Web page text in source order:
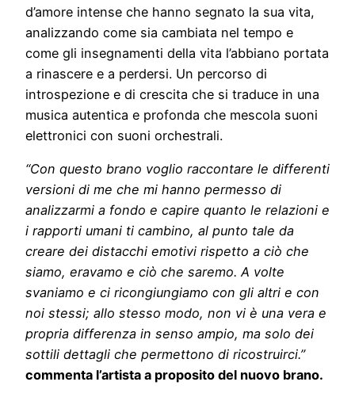
d’amore intense che hanno segnato la sua vita,
analizzando come sia cambiata nel tempo e
come gli insegnamenti della vita l’abbiano portata
a rinascere e a perdersi. Un percorso di
introspezione e di crescita che si traduce in una
musica autentica e profonda che mescola suoni
elettronici con suoni orchestrali.
“Con questo brano voglio raccontare le differenti
versioni di me che mi hanno permesso di
analizzarmi a fondo e capire quanto le relazioni e
i rapporti umani ti cambino, al punto tale da
creare dei distacchi emotivi rispetto a ciò che
siamo, eravamo e ciò che saremo. A volte
svaniamo e ci ricongiungiamo con gli altri e con
noi stessi; allo stesso modo, non vi è una vera e
propria differenza in senso ampio, ma solo dei
sottili dettagli che permettono di ricostruirci.”
commenta l’artista a proposito del nuovo brano.